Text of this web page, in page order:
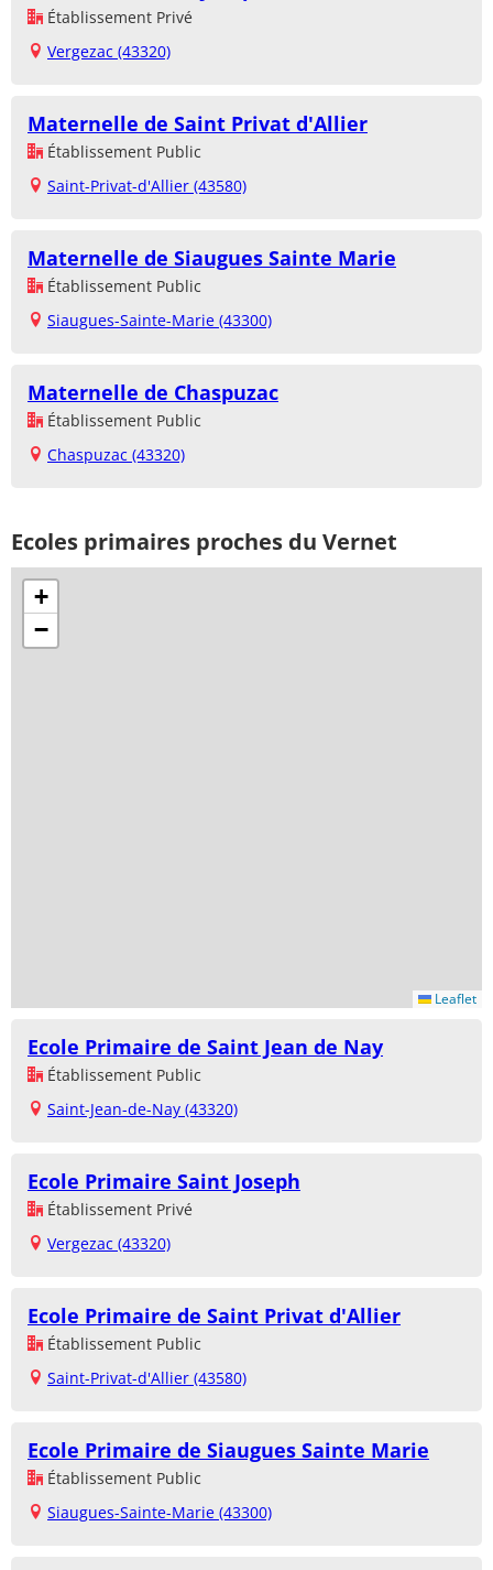
Établissement Privé
Vergezac (43320)
Maternelle de Saint Privat d'Allier
Établissement Public
Saint-Privat-d'Allier (43580)
Maternelle de Siaugues Sainte Marie
Établissement Public
Siaugues-Sainte-Marie (43300)
Maternelle de Chaspuzac
Établissement Public
Chaspuzac (43320)
Ecoles primaires proches du Vernet
+
−
Leaflet
Ecole Primaire de Saint Jean de Nay
Établissement Public
Saint-Jean-de-Nay (43320)
Ecole Primaire Saint Joseph
Établissement Privé
Vergezac (43320)
Ecole Primaire de Saint Privat d'Allier
Établissement Public
Saint-Privat-d'Allier (43580)
Ecole Primaire de Siaugues Sainte Marie
Établissement Public
Siaugues-Sainte-Marie (43300)